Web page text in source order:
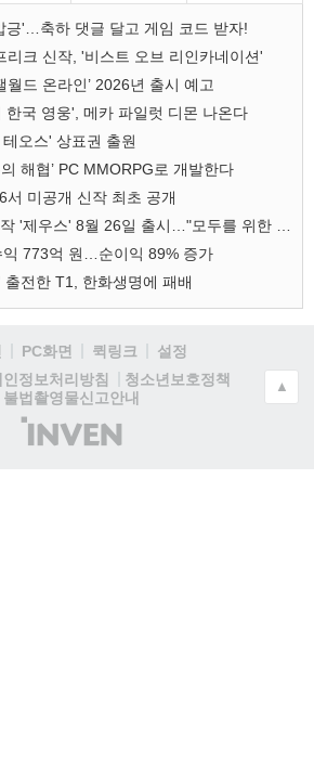
긍'…축하 댓글 달고 게임 코드 받자!
리크 신작, '비스트 오브 리인카네이션'
월드 온라인’ 2026년 출시 예고
한국 영웅', 메카 파일럿 디몬 나온다
오스' 상표권 출원
해협’ PC MMORPG로 개발한다
서 미공개 신작 최초 공개
컴투스-에이버튼 신작 '제우스' 8월 26일 출시…"모두를 위한 경쟁"
익 773억 원…순이익 89% 증가
전한 T1, 한화생명에 패배
PC화면 퀵링크
설정
인정보처리방침
청소년보호정책
불법촬영물신고안내
(주)
인
▲